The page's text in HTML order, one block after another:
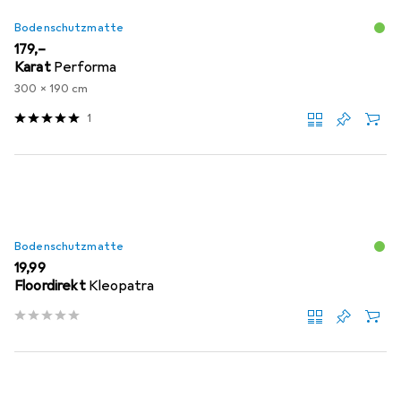
Bodenschutzmatte
EUR
179,–
Karat Performa
300 x 190 cm
1
Bodenschutzmatte
EUR
19,99
Floordirekt Kleopatra